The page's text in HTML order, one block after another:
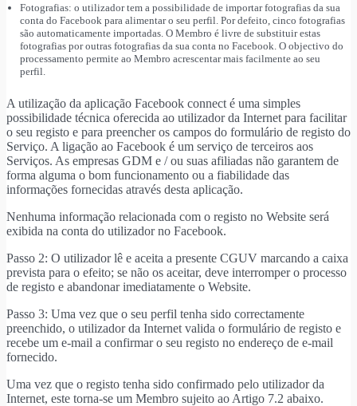
Fotografias: o utilizador tem a possibilidade de importar fotografias da sua
conta do Facebook para alimentar o seu perfil. Por defeito, cinco fotografias
são automaticamente importadas. O Membro é livre de substituir estas
fotografias por outras fotografias da sua conta no Facebook. O objectivo do
processamento permite ao Membro acrescentar mais facilmente ao seu
perfil.
A utilização da aplicação Facebook connect é uma simples
possibilidade técnica oferecida ao utilizador da Internet para facilitar
o seu registo e para preencher os campos do formulário de registo do
Serviço. A ligação ao Facebook é um serviço de terceiros aos
Serviços. As empresas GDM e / ou suas afiliadas não garantem de
forma alguma o bom funcionamento ou a fiabilidade das
informações fornecidas através desta aplicação.
Nenhuma informação relacionada com o registo no Website será
exibida na conta do utilizador no Facebook.
Passo 2: O utilizador lê e aceita a presente CGUV marcando a caixa
prevista para o efeito; se não os aceitar, deve interromper o processo
de registo e abandonar imediatamente o Website.
Passo 3: Uma vez que o seu perfil tenha sido correctamente
preenchido, o utilizador da Internet valida o formulário de registo e
recebe um e-mail a confirmar o seu registo no endereço de e-mail
fornecido.
Uma vez que o registo tenha sido confirmado pelo utilizador da
Internet, este torna-se um Membro sujeito ao Artigo 7.2 abaixo.